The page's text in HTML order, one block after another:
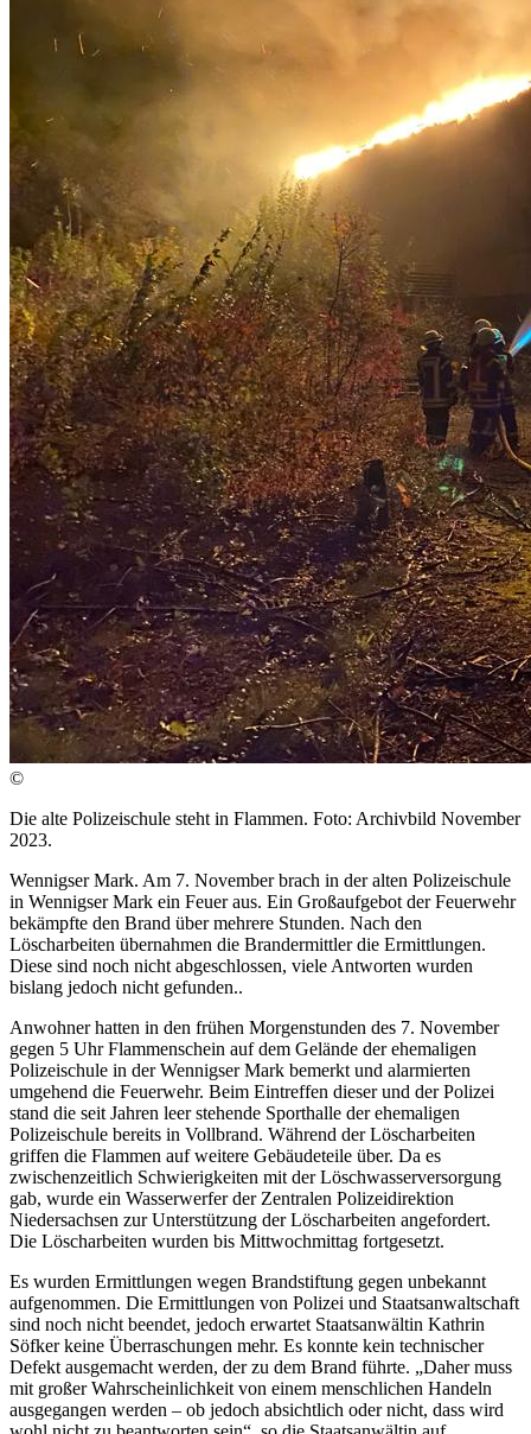
©
Die alte Polizeischule steht in Flammen. Foto: Archivbild November
2023.
Wennigser Mark. Am 7. November brach in der alten Polizeischule
in Wennigser Mark ein Feuer aus. Ein Großaufgebot der Feuerwehr
bekämpfte den Brand über mehrere Stunden. Nach den
Löscharbeiten übernahmen die Brandermittler die Ermittlungen.
Diese sind noch nicht abgeschlossen, viele Antworten wurden
bislang jedoch nicht gefunden..
Anwohner hatten in den frühen Morgenstunden des 7. November
gegen 5 Uhr Flammenschein auf dem Gelände der ehemaligen
Polizeischule in der Wennigser Mark bemerkt und alarmierten
umgehend die Feuerwehr. Beim Eintreffen dieser und der Polizei
stand die seit Jahren leer stehende Sporthalle der ehemaligen
Polizeischule bereits in Vollbrand. Während der Löscharbeiten
griffen die Flammen auf weitere Gebäudeteile über. Da es
zwischenzeitlich Schwierigkeiten mit der Löschwasserversorgung
gab, wurde ein Wasserwerfer der Zentralen Polizeidirektion
Niedersachsen zur Unterstützung der Löscharbeiten angefordert.
Die Löscharbeiten wurden bis Mittwochmittag fortgesetzt.
Es wurden Ermittlungen wegen Brandstiftung gegen unbekannt
aufgenommen. Die Ermittlungen von Polizei und Staatsanwaltschaft
sind noch nicht beendet, jedoch erwartet Staatsanwältin Kathrin
Söfker keine Überraschungen mehr. Es konnte kein technischer
Defekt ausgemacht werden, der zu dem Brand führte. „Daher muss
mit großer Wahrscheinlichkeit von einem menschlichen Handeln
ausgegangen werden – ob jedoch absichtlich oder nicht, dass wird